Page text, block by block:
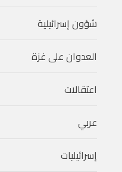
شؤون إسرائيلية
العدوان على غزة
اعتقالات
عربي
إسرائيليات